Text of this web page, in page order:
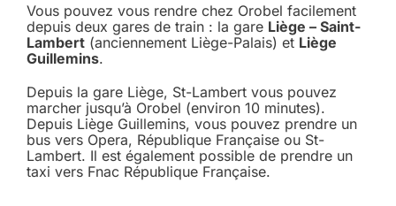
Vous pouvez vous rendre chez Orobel facilement
depuis deux gares de train : la gare Liège – Saint-
Lambert(anciennement Liège-Palais) et Liège
Guillemins.
Depuis la gare Liège, St-Lambert vous pouvez
marcher jusqu’à Orobel (environ 10 minutes).
Depuis Liège Guillemins, vous pouvez prendre un
bus vers Opera, République Française ou St-
Lambert. Il est également possible de prendre un
taxi vers Fnac République Française.